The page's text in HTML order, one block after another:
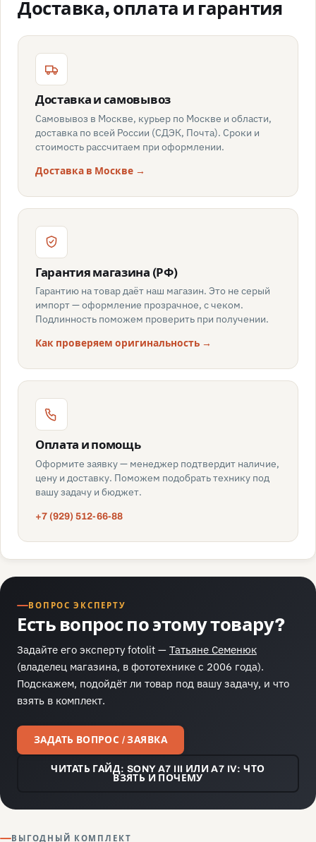
Доставка, оплата и гарантия
Доставка и самовывоз
Самовывоз в Москве, курьер по Москве и области,
доставка по всей России (СДЭК, Почта). Сроки и
стоимость рассчитаем при оформлении.
Доставка в Москве →
Гарантия магазина (РФ)
Гарантию на товар даёт наш магазин. Это не серый
импорт — оформление прозрачное, с чеком.
Подлинность поможем проверить при получении.
Как проверяем оригинальность →
Оплата и помощь
Оформите заявку — менеджер подтвердит наличие,
цену и доставку. Поможем подобрать технику под
вашу задачу и бюджет.
+7 (929) 512-66-88
ВОПРОС ЭКСПЕРТУ
Есть вопрос по этому товару?
Задайте его эксперту fotolit — Татьяне Семенюк
(владелец магазина, в фототехнике с 2006 года).
Подскажем, подойдёт ли товар под вашу задачу, и что
взять в комплект.
ЗАДАТЬ ВОПРОС / ЗАЯВКА
ЧИТАТЬ ГАЙД: SONY A7 III ИЛИ A7 IV: ЧТО
ВЗЯТЬ И ПОЧЕМУ
ВЫГОДНЫЙ КОМПЛЕКТ